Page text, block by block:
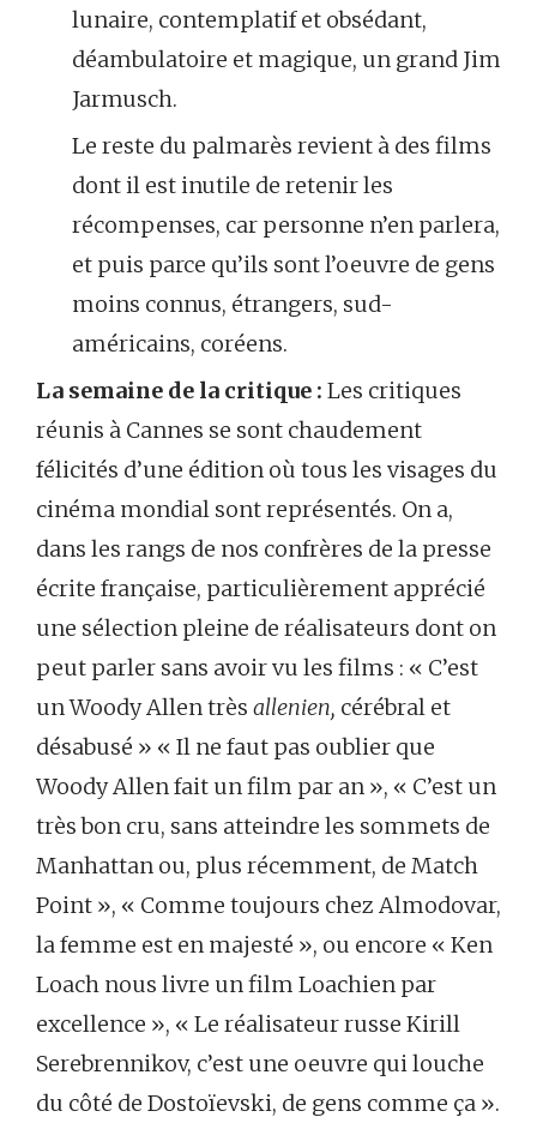
lunaire, contemplatif et obsédant,
déambulatoire et magique, un grand Jim
Jarmusch.
Le reste du palmarès revient à des films
dont il est inutile de retenir les
récompenses, car personne n’en parlera,
et puis parce qu’ils sont l’oeuvre de gens
moins connus, étrangers, sud-
américains, coréens.
La semaine de la critique : Les critiques
réunis à Cannes se sont chaudement
félicités d’une édition où tous les visages du
cinéma mondial sont représentés. On a,
dans les rangs de nos confrères de la presse
écrite française, particulièrement apprécié
une sélection pleine de réalisateurs dont on
peut parler sans avoir vu les films : « C’est
un Woody Allen très allenien, cérébral et
désabusé » « Il ne faut pas oublier que
Woody Allen fait un film par an », « C’est un
très bon cru, sans atteindre les sommets de
Manhattan ou, plus récemment, de Match
Point », « Comme toujours chez Almodovar,
la femme est en majesté », ou encore « Ken
Loach nous livre un film Loachien par
excellence », « Le réalisateur russe Kirill
Serebrennikov, c’est une oeuvre qui louche
du côté de Dostoïevski, de gens comme ça ».